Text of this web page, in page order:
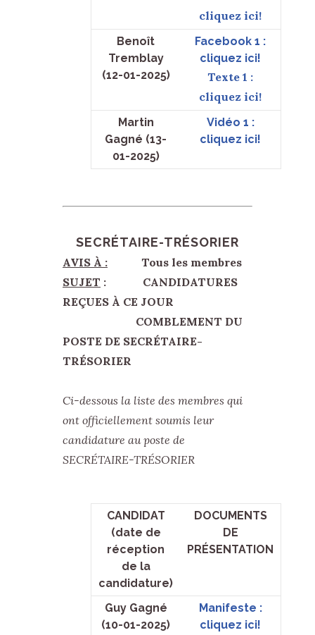
cliquez ici!
Benoît
Tremblay
(12-01-2025)
Facebook 1 :
cliquez ici!
Texte 1 :
cliquez ici!
Martin
Gagné (13-
01-2025)
Vidéo 1 :
cliquez ici!
SECRÉTAIRE-TRÉSORIER
AVIS À : Tous les membres
SUJET : CANDIDATURES
REÇUES À CE JOUR
COMBLEMENT DU
POSTE DE SECRÉTAIRE-
TRÉSORIER
Ci-dessous la liste des membres qui
ont officiellement soumis leur
candidature au poste de
SECRÉTAIRE-TRÉSORIER
CANDIDAT
(date de
réception
de la
candidature)
DOCUMENTS
DE
PRÉSENTATION
Guy Gagné
(10-01-2025)
Manifeste :
cliquez ici!